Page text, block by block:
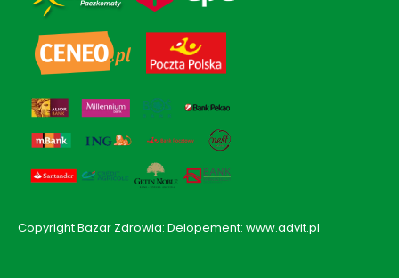
Copyright Bazar Zdrowia: Delopement: www.advit.pl